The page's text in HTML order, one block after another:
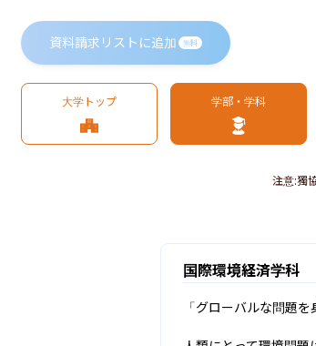
資料請求リストに追加 無料
大学トップ 学部・学科
注意:獨
国際環境経済学科
「グローバルな問題